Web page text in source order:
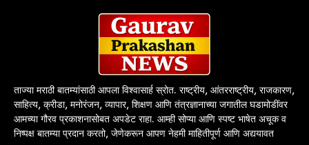
ताज्या मराठी बातम्यांसाठी आपला विश्वासार्ह स्रोत. राष्ट्रीय, आंतरराष्ट्रीय, राजकारण,
साहित्य, क्रीडा, मनोरंजन, व्यापार, शिक्षण आणि तंत्रज्ञानाच्या जगातील घडामोडींवर
आमच्या गौरव प्रकाशनासोबत अपडेट राहा. आम्ही सोप्या आणि स्पष्ट भाषेत अचूक व
निष्पक्ष बातम्या प्रदान करतो, जेणेकरून आपण नेहमी माहितीपूर्ण आणि अद्ययावत